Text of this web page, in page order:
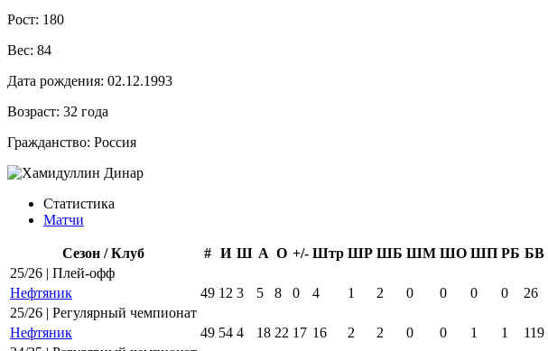
Рост: 180
Вес: 84
Дата рождения: 02.12.1993
Возраст: 32 года
Гражданство: Россия
Статистика
Матчи
Сезон / Клуб # И Ш А О +/- Штр ШР ШБ ШМ ШО ШП РБ БВ
25/26 | Плей-офф
Нефтяник
49 12 3 5 8 0 4 1 2 0 0 0 0 26
25/26 | Регулярный чемпионат
Нефтяник
49 54 4 18 22 17 16 2 2 0 0 1 1 119